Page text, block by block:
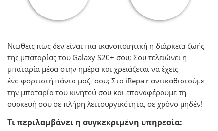
Νιώθεις πως δεν είναι πια ικανοποιητική η διάρκεια ζωής
της μπαταρίας του Galaxy S20+ σου; Σου τελειώνει η
μπαταρία μέσα στην ημέρα και χρειάζεται να έχεις
ένα φορτιστή πάντα μαζί σου; Στα iRepair αντικαθιστούμε
την μπαταρία του κινητού σου και επαναφέρουμε τη
συσκευή σου σε πλήρη λειτουργικότητα, σε χρόνο μηδέν!
Τι περιλαμβάνει η συγκεκριμένη υπηρεσία: